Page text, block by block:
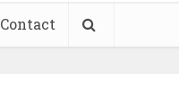
Contact